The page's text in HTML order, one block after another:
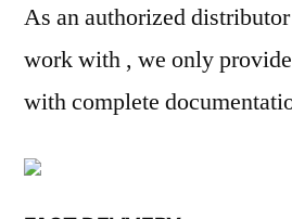
As an authorized
work with , we only
with complete